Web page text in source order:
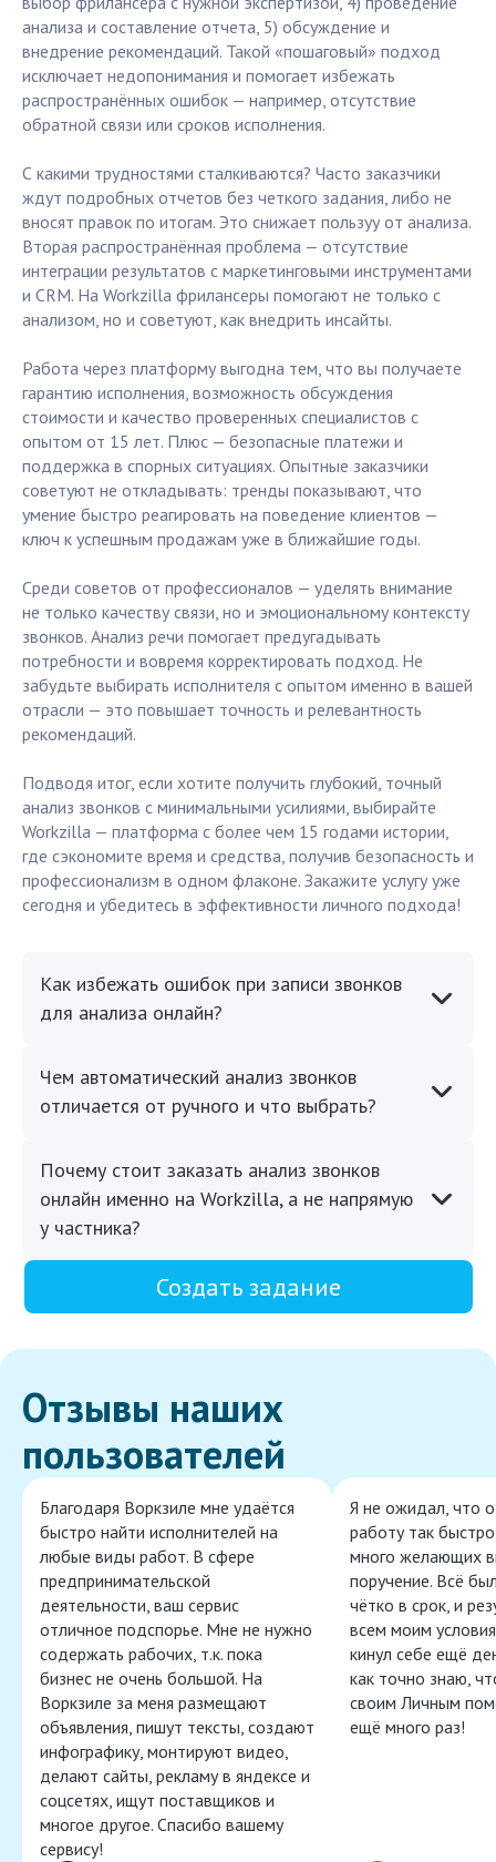
анализа и составление отчета, 5) обсуждение и
внедрение рекомендаций. Такой «пошаговый» подход
исключает недопонимания и помогает избежать
распространённых ошибок — например, отсутствие
обратной связи или сроков исполнения.
С какими трудностями сталкиваются? Часто заказчики
ждут подробных отчетов без четкого задания, либо не
вносят правок по итогам. Это снижает пользуу от анализа.
Вторая распространённая проблема — отсутствие
интеграции результатов с маркетинговыми инструментами
и CRM. На Workzilla фрилансеры помогают не только с
анализом, но и советуют, как внедрить инсайты.
Работа через платформу выгодна тем, что вы получаете
гарантию исполнения, возможность обсуждения
стоимости и качество проверенных специалистов с
опытом от 15 лет. Плюс — безопасные платежи и
поддержка в спорных ситуациях. Опытные заказчики
советуют не откладывать: тренды показывают, что
умение быстро реагировать на поведение клиентов —
ключ к успешным продажам уже в ближайшие годы.
Среди советов от профессионалов — уделять внимание
не только качеству связи, но и эмоциональному контексту
звонков. Анализ речи помогает предугадывать
потребности и вовремя корректировать подход. Не
забудьте выбирать исполнителя с опытом именно в вашей
отрасли — это повышает точность и релевантность
рекомендаций.
Подводя итог, если хотите получить глубокий, точный
анализ звонков с минимальными усилиями, выбирайте
Workzilla — платформа с более чем 15 годами истории,
где сэкономите время и средства, получив безопасность и
профессионализм в одном флаконе. Закажите услугу уже
сегодня и убедитесь в эффективности личного подхода!
Как избежать ошибок при записи звонков
для анализа онлайн?
Чем автоматический анализ звонков
отличается от ручного и что выбрать?
Почему стоит заказать анализ звонков
онлайн именно на Workzilla, а не напрямую
у частника?
Создать задание
Отзывы наших
пользователей
Благодаря Воркзиле мне удаётся
быстро найти исполнителей на
любые виды работ. В сфере
предпринимательской
деятельности, ваш сервис
отличное подспорье. Мне не нужно
содержать рабочих, т.к. пока
бизнес не очень большой. На
Воркзиле за меня размещают
объявления, пишут тексты, создают
инфографику, монтируют видео,
делают сайты, рекламу в яндексе и
соцсетях, ищут поставщиков и
многое другое. Спасибо вашему
сервису!
Я не ожидал, что
работу так
много желающих
поручение. Всё
чётко в срок, и
всем моим
кинул себе ещё
как точно знаю,
своим Личным
ещё много раз!